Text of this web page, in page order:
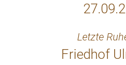
Letzte
Friedhof